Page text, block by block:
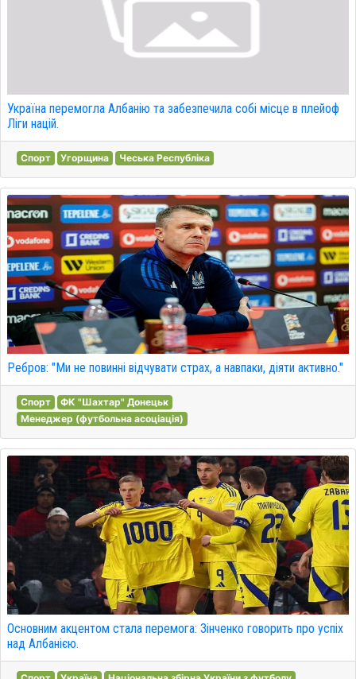
Україна перемогла Албанію та забезпечила собі місце в плейоф
Ліги націй.
Спорт Угорщина Чеська Республіка
Ребров: "Ми не повинні відчувати страх, а навпаки, діяти активно."
Спорт
ФК "Шахтар" Донецьк
Менеджер (футбольна асоціація)
Основним акцентом стала перемога: Зінченко говорить про успіх
над Албанією.